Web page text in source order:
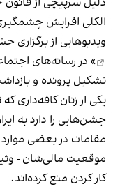
الکلی افزایش
ویدیوهایی از
» در رسانه‌های
تشکیل پرونده و
یکی از زنان کافه‌داری
جشن‌هایی را دارد به
مقامات در بعضی موارد
موقعیت مالی‌شان -
کار کردن منع کرده‌اند.